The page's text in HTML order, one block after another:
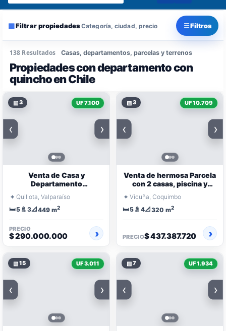
▦Filtrar propiedadesCategoría, ciudad, precio ☰Filtros
138 Resultados
Propiedades con departamento con
quincho en Chile
Casas, departamentos, parcelas y terrenos
▧3 UF 7.100
‹ ›
Venta de Casa y
Departamento
Independiente Ideal para
Centro Educacional
⌖ Quillota, Valparaíso
🛏️5 🚿 3📐449 m2
PRECIO
$ 290.000.000
▧3 UF 10.709
‹ ›
Venta de hermosa Parcela
con 2 casas, piscina y
UF
⌖ Vicuña, Coquimbo
🛏️5 🚿 4📐320 m2
PRECIO$ 437.387.720
▧15 UF 3.011
‹ ›
▧7 UF 1.934
‹ ›